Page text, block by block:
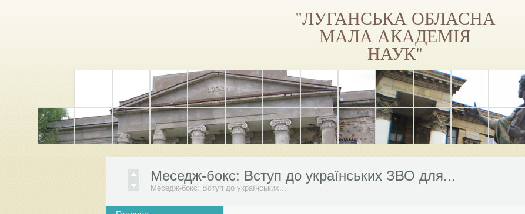
"ЛУГАНСЬКА ОБЛАСНА
МАЛА АКАДЕМІЯ
НАУК"
Меседж-бокс: Вступ до українських ЗВО для...
Меседж-бокс: Вступ до українських...